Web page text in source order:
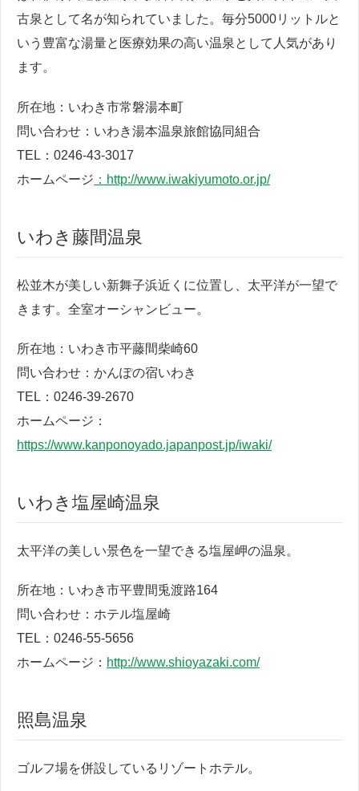
古泉として名が知られていました。毎分5000リットルと
いう豊富な湯量と医療効果の高い温泉として人気があり
ます。
所在地：いわき市常磐湯本町
問い合わせ：いわき湯本温泉旅館協同組合
TEL：0246-43-3017
ホームページ ：http://www.iwakiyumoto.or.jp/
いわき藤間温泉
松並木が美しい新舞子浜近くに位置し、太平洋が一望で
きます。全室オーシャンビュー。
所在地：いわき市平藤間柴崎60
問い合わせ：かんぽの宿いわき
TEL：0246-39-2670
ホームページ：
https://www.kanponoyado.japanpost.jp/iwaki/
いわき塩屋崎温泉
太平洋の美しい景色を一望できる塩屋岬の温泉。
所在地：いわき市平豊間兎渡路164
問い合わせ：ホテル塩屋崎
TEL：0246-55-5656
ホームページ： http://www.shioyazaki.com/
照島温泉
ゴルフ場を併設しているリゾートホテル。